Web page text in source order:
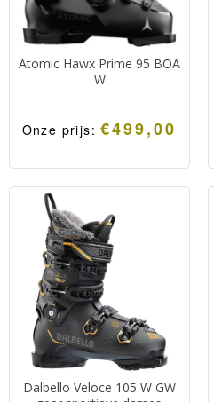
Atomic Hawx Prime 95 BOA
W
Onze prijs:€499,00
Dalbello Veloce 105 W GW